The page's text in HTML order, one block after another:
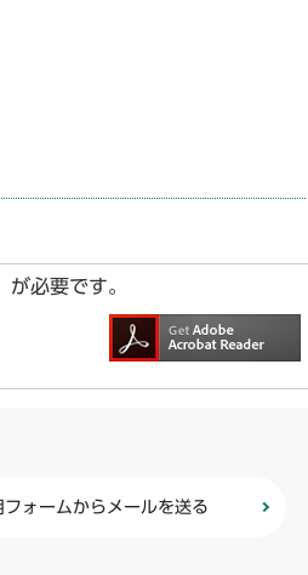
必要です。
フォームからメールを送る